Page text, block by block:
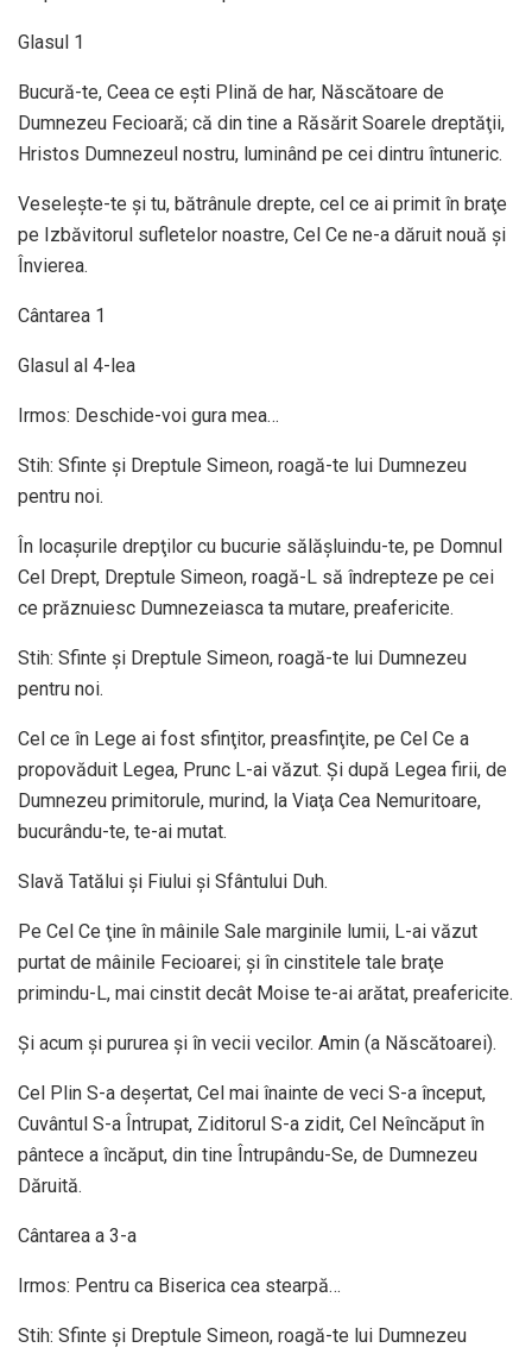
Glasul 1
Bucură-te, Ceea ce eşti Plină de har, Născătoare de
Dumnezeu Fecioară; că din tine a Răsărit Soarele dreptăţii,
Hristos Dumnezeul nostru, luminând pe cei dintru întuneric.
Veseleşte-te şi tu, bătrânule drepte, cel ce ai primit în braţe
pe Izbăvitorul sufletelor noastre, Cel Ce ne-a dăruit nouă şi
Învierea.
Cântarea 1
Glasul al 4-lea
Irmos: Deschide-voi gura mea…
Stih: Sfinte şi Dreptule Simeon, roagă-te lui Dumnezeu
pentru noi.
În locaşurile drepţilor cu bucurie sălăşluindu-te, pe Domnul
Cel Drept, Dreptule Simeon, roagă-L să îndrepteze pe cei
ce prăznuiesc Dumnezeiasca ta mutare, preafericite.
Stih: Sfinte şi Dreptule Simeon, roagă-te lui Dumnezeu
pentru noi.
Cel ce în Lege ai fost sfinţitor, preasfinţite, pe Cel Ce a
propovăduit Legea, Prunc L-ai văzut. Şi după Legea firii, de
Dumnezeu primitorule, murind, la Viaţa Cea Nemuritoare,
bucurându-te, te-ai mutat.
Slavă Tatălui şi Fiului şi Sfântului Duh.
Pe Cel Ce ţine în mâinile Sale marginile lumii, L-ai văzut
purtat de mâinile Fecioarei; şi în cinstitele tale braţe
primindu-L, mai cinstit decât Moise te-ai arătat, preafericite.
Şi acum şi pururea şi în vecii vecilor. Amin (a Născătoarei).
Cel Plin S-a deşertat, Cel mai înainte de veci S-a început,
Cuvântul S-a Întrupat, Ziditorul S-a zidit, Cel Neîncăput în
pântece a încăput, din tine Întrupându-Se, de Dumnezeu
Dăruită.
Cântarea a 3-a
Irmos: Pentru ca Biserica cea stearpă…
Stih: Sfinte şi Dreptule Simeon, roagă-te lui Dumnezeu